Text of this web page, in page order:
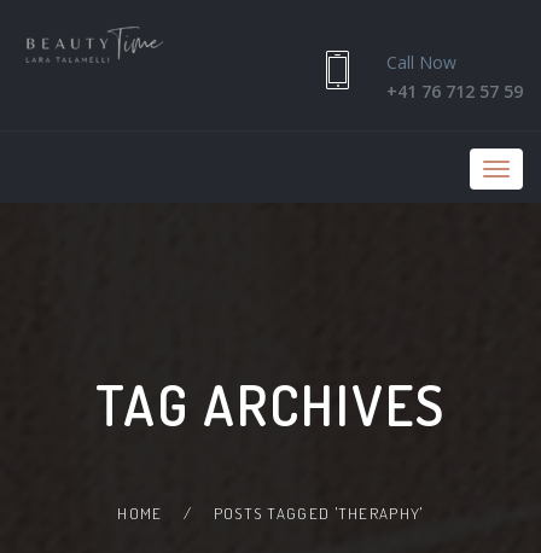
Call Now
+41 76 712 57 59
Toggle
TAG ARCHIVES
HOME / POSTS TAGGED 'THERAPHY'